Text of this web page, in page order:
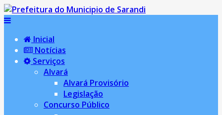
Inicial
Notícias
Serviços
Alvará
Alvará Provisório
Legislação
Concurso Público